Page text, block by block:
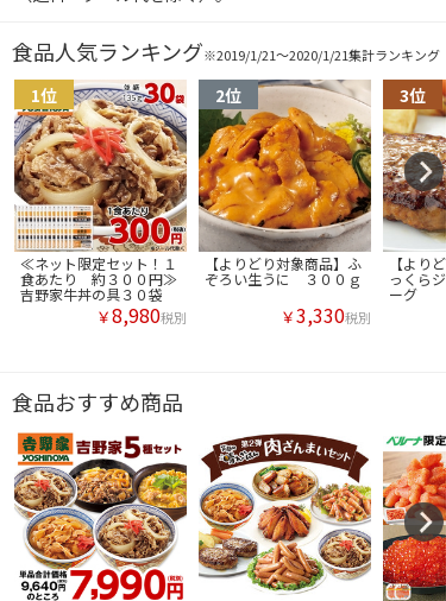
食品人気ランキング※2019/1/21～2020/1/21集計ランキング
≪ネット限定セット！１
食あたり 約３００円≫
吉野家牛丼の具３０袋
￥8,980税別
【よりどり対象商品】ふ
ぞろい生うに ３００ｇ
￥3,330税別
【より
っくら
ーグ
食品おすすめ商品